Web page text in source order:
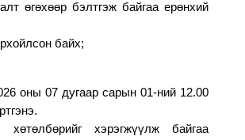
өгөхөөр бэлтгэж байгаа ерөнхий
байх;
оны 07 дугаар сарын 01-ний 12.00
хэрэгжүүлж байгаа